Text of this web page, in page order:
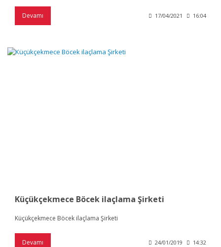
Devamı 17/04/2021 16:04
Küçükçekmece Böcek ilaçlama Şirketi
Küçükçekmece Böcek ilaçlama Şirketi
Devamı 24/01/2019 14:32